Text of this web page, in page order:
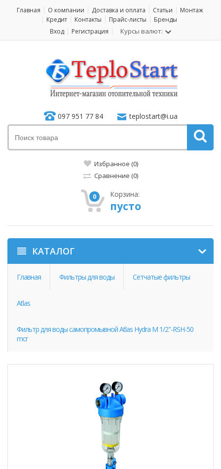
Главная О компании Доставка и оплата Статьи
Монтаж
Кредит
Контакты Прайс-листы
Бренды
Вход
Регистрация Курсы валют:
097 951 77 84 teplostart@i.ua
Избранное (0)
Сравнение (0)
0 Корзина:
пусто
КАТАЛОГ
Главная Фильтры для воды Сетчатые фильтры
Atlas
Фильтр для воды самопромывной Atlas Hydra M 1/2"-RSH-50
mcr